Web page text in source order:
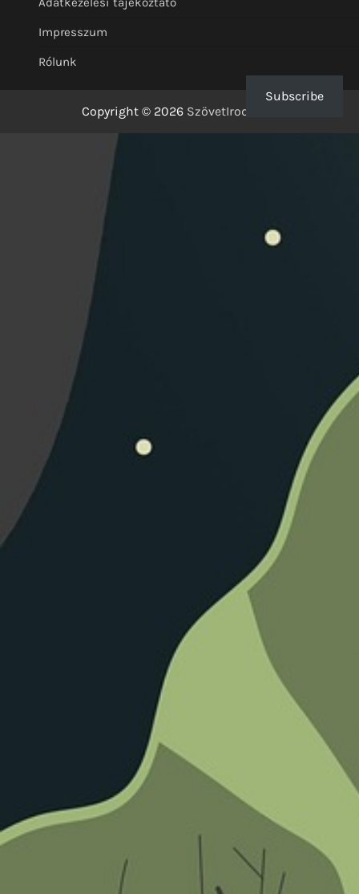
Impresszum
Rólunk
Copyright © 2026 SzövetIrodalom
Subscribe